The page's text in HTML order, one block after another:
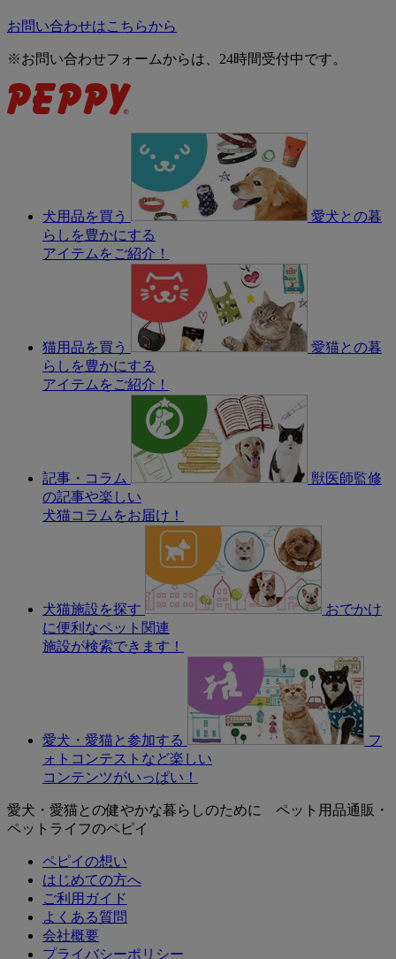
お問い合わせはこちらから
※お問い合わせフォームからは、24時間受付中です。
犬用品を買う
愛犬との暮
らしを豊かにする
アイテムをご紹介！
猫用品を買う
愛猫との暮
らしを豊かにする
アイテムをご紹介！
記事・コラム
獣医師監修
の記事や楽しい
犬猫コラムをお届け！
犬猫施設を探す
おでかけ
に便利なペット関連
施設が検索できます！
愛犬・愛猫と参加する
フ
ォトコンテストなど楽しい
コンテンツがいっぱい！
愛犬・愛猫との健やかな暮らしのために ペット用品通販・
ペットライフのペピイ
ペピイの想い
はじめての方へ
ご利用ガイド
よくある質問
会社概要
プライバシーポリシー